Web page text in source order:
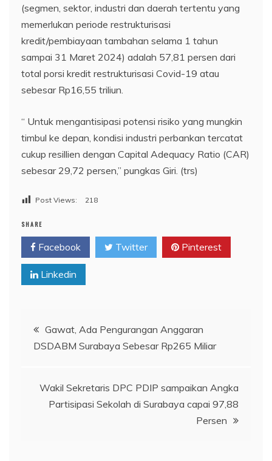
(segmen, sektor, industri dan daerah tertentu yang
memerlukan periode restrukturisasi
kredit/pembiayaan tambahan selama 1 tahun
sampai 31 Maret 2024) adalah 57,81 persen dari
total porsi kredit restrukturisasi Covid-19 atau
sebesar Rp16,55 triliun.
“ Untuk mengantisipasi potensi risiko yang mungkin
timbul ke depan, kondisi industri perbankan tercatat
cukup resillien dengan Capital Adequacy Ratio (CAR)
sebesar 29,72 persen,” pungkas Giri. (trs)
Post Views: 218
SHARE
Facebook Twitter Pinterest
Linkedin
Navigasi
pos
Gawat, Ada Pengurangan Anggaran
DSDABM Surabaya Sebesar Rp265 Miliar
Wakil Sekretaris DPC PDIP sampaikan Angka
Partisipasi Sekolah di Surabaya capai 97,88
Persen